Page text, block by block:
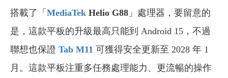
搭載了「 MediaTek Helio G88 」處理器，要留意的
是，這款平板的升級最高只能到 Android 15，不過
聯想也保證 Tab M11 可獲得安全更新至 2028 年 1
月。這款平板注重多任務處理能力、更流暢的操作